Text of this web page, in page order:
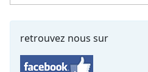
retrouvez nous sur